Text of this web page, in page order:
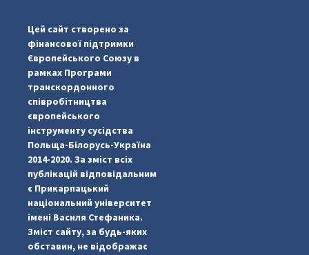
Цей сайт створено за
фінансової підтримки
Європейського Союзу в
рамках Програми
транскордонного
співробітництва
європейського
інструменту сусідства
Польща-Білорусь-Україна
2014-2020. За зміст всіх
публікацій відповідальним
є Прикарпацький
національний університет
імені Василя Стефаника.
Зміст сайту, за будь-яких
обставин, не відображає